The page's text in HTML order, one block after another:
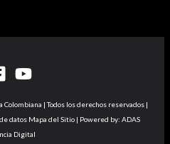
| Todos los derechos reservados |
datos Mapa del Sitio | Powered by: ADAS
Digital